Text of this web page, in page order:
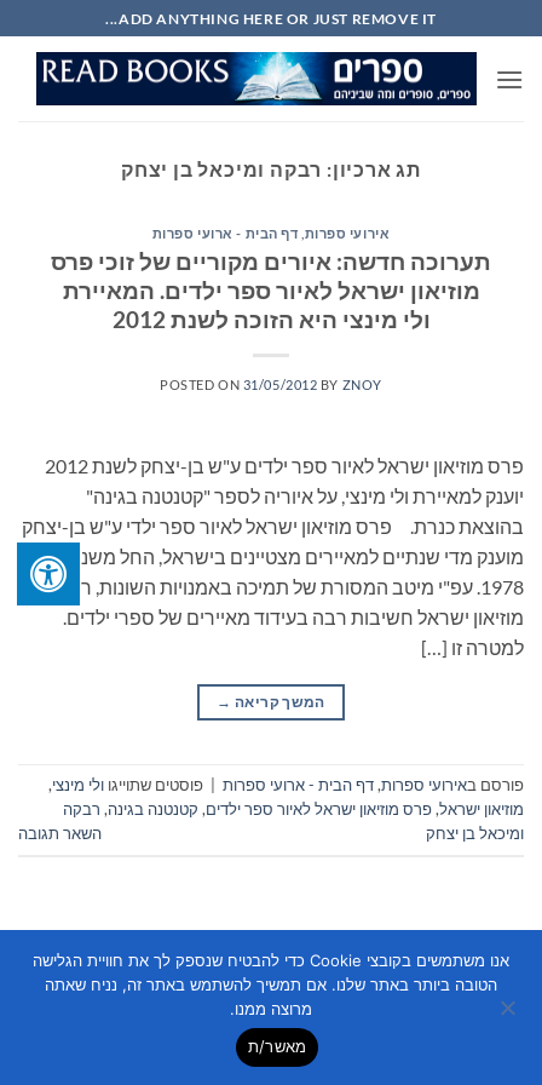
to
content
ADD ANYTHING HERE OR JUST REMOVE IT...
תג ארכיון: רבקה ומיכאל בן יצחק
אירועי ספרות דף הבית - ארועי ספרות
תערוכה חדשה: איורים מקוריים של זוכי פרס
מוזיאון ישראל לאיור ספר ילדים. המאיירת
ולי מינצי היא הזוכה לשנת 2012
POSTED ON 31/05/2012 BY ZNOY
פרס מוזיאון ישראל לאיור ספר ילדים ע"ש בן-יצחק לשנת 2012
יוענק למאיירת ולי מינצי, על איוריה לספר "קטנטנה בגינה"
בהוצאת כנרת. פרס מוזיאון ישראל לאיור ספר ילדי ע"ש בן-יצחק
מוענק מדי שנתיים למאיירים מצטיינים בישראל, החל משנת
1978. עפ"י מיטב המסורת של תמיכה באמנויות השונות, רואה
מוזיאון ישראל חשיבות רבה בעידוד מאיירים של ספרי ילדים.
למטרה זו […]
המשך קריאה →
פורסם באירועי ספרות,דף הבית - ארועי ספרות פוסטים שתוייגו ולי מינצי,
מוזיאון ישראל,פרס מוזיאון ישראל לאיור ספר ילדים, קטנטנה בגינה, רבקה
ומיכאל בן יצחק
השאר תגובה
Copyright 2026 ©Flatsome Theme
אנו משתמשים בקובצי Cookie כדי להבטיח שנספק לך את חוויית הגלישה
הטובה ביותר באתר שלנו. אם תמשיך להשתמש באתר זה, נניח שאתה
מרוצה ממנו.
מאשר/ת